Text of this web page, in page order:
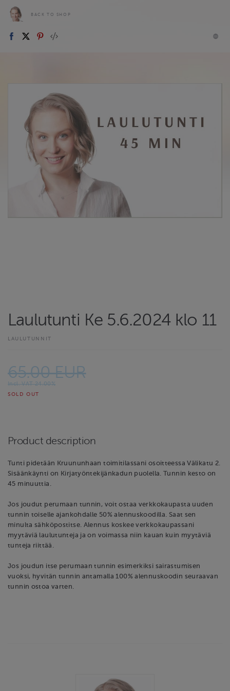
BACK TO SHOP
Laulutunti Ke 5.6.2024 klo 11
LAULUTUNNIT
65.00 EUR
Incl. VAT 24.00%
SOLD OUT
Product description
Tunti pidetään Kruununhaan toimitilassani osoitteessa Välikatu 2.
Sisäänkäynti on Kirjatyöntekijänkadun puolella. Tunnin kesto on
45 minuuttia.
Jos joudut perumaan tunnin, voit ostaa verkkokaupasta uuden
tunnin toiselle ajankohdalle 50% alennuskoodilla. Saat sen
minulta sähköpostitse. Alennus koskee verkkokaupassani
myytäviä laulutunteja ja on voimassa niin kauan kuin myytäviä
tunteja riittää.
Jos joudun itse perumaan tunnin esimerkiksi sairastumisen
vuoksi, hyvitän tunnin antamalla 100% alennuskoodin seuraavan
tunnin ostoa varten.